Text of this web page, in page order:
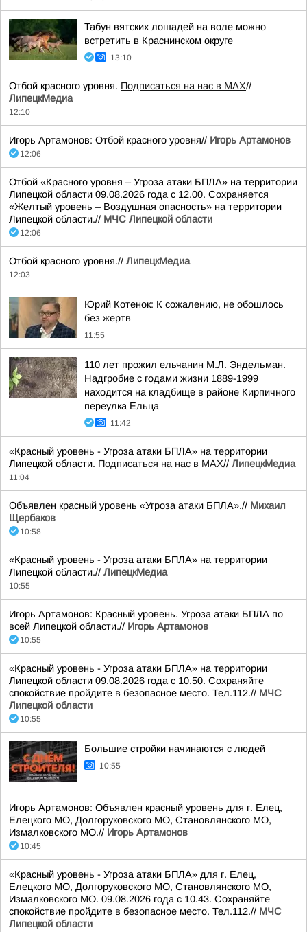
Табун вятских лошадей на воле можно
встретить в Краснинском округе
13:10
Отбой красного уровня. Подписаться на нас в МАХ//
ЛипецкМедиа
12:10
Игорь Артамонов: Отбой красного уровня// Игорь Артамонов
12:06
Отбой «Красного уровня – Угроза атаки БПЛА» на территории
Липецкой области 09.08.2026 года с 12.00. Сохраняется
«Желтый уровень – Воздушная опасность» на территории
Липецкой области.// МЧС Липецкой области
12:06
Отбой красного уровня.// ЛипецкМедиа
12:03
Юрий Котенок: К сожалению, не обошлось
без жертв
11:55
110 лет прожил ельчанин М.Л. Эндельман.
Надгробие с годами жизни 1889-1999
находится на кладбище в районе Кирпичного
переулка Ельца
11:42
«Красный уровень - Угроза атаки БПЛА» на территории
Липецкой области. Подписаться на нас в МАХ// ЛипецкМедиа
11:04
Объявлен красный уровень «Угроза атаки БПЛА».// Михаил
Щербаков
10:58
«Красный уровень - Угроза атаки БПЛА» на территории
Липецкой области.// ЛипецкМедиа
10:55
Игорь Артамонов: Красный уровень. Угроза атаки БПЛА по
всей Липецкой области.// Игорь Артамонов
10:55
«Красный уровень - Угроза атаки БПЛА» на территории
Липецкой области 09.08.2026 года с 10.50. Сохраняйте
спокойствие пройдите в безопасное место. Тел.112.// МЧС
Липецкой области
10:55
Большие стройки начинаются с людей
10:55
Игорь Артамонов: Объявлен красный уровень для г. Елец,
Елецкого МО, Долгоруковского МО, Становлянского МО,
Измалковского МО.// Игорь Артамонов
10:45
«Красный уровень - Угроза атаки БПЛА» для г. Елец,
Елецкого МО, Долгоруковского МО, Становлянского МО,
Измалковского МО. 09.08.2026 года с 10.43. Сохраняйте
спокойствие пройдите в безопасное место. Тел.112.// МЧС
Липецкой области